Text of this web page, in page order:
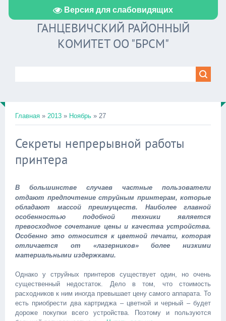
Версия для слабовидящих
ГАНЦЕВИЧСКИЙ РАЙОННЫЙ
КОМИТЕТ ОО "БРСМ"
Главная » 2013 » Ноябрь » 27
Секреты непрерывной работы
принтера
В большинстве случаев частные пользователи
отдают предпочтение струйным принтерам, которые
обладают массой преимуществ. Наиболее главной
особенностью подобной техники является
превосходное сочетание цены и качества устройства.
Особенно это относится к цветной печати, которая
отличается от «лазерников» более низкими
материальными издержками.
Однако у струйных принтеров существует один, но очень
существенный недостаток. Дело в том, что стоимость
расходников к ним иногда превышает цену самого аппарата. То
есть приобрести два картриджа – цветной и черный – будет
дороже покупки всего устройства. Поэтому и пользуются